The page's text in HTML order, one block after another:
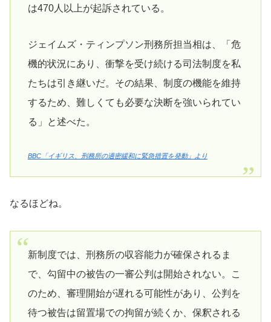
は470人以上が起訴されている。
ジェイムズ・ティンプソン刑務所担当相は、「危
機的状況にあり、衝撃を受け続ける司法制度を私
たちは引き継いだ。その結果、制度の機能を維持
するため、難しくても必要な決断を強いられてい
る」と述べた。
BBC「イギリス、刑務所の過密緩和に緊急措置を発動」より
なるほどね。
新制度では、刑務所の収容能力が確保されるま
で、勾留中の被告の一審公判は開始されない。こ
のため、審理開始が遅れる可能性があり、公判を
待つ被告は留置場での拘留が続くか、保釈される